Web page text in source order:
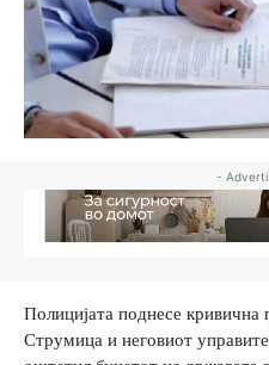
-
Полицијата поднесе кривична
Струмица и неговиот